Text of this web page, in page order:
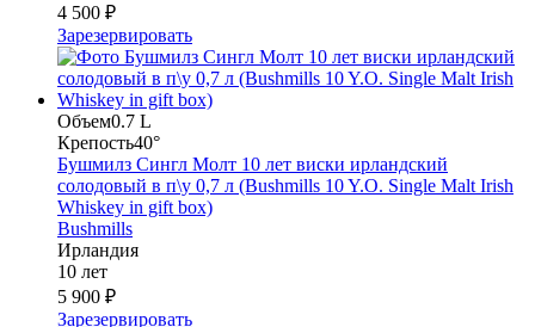
4 500 ₽
Зарезервировать
Объем0.7 L
Крепость40°
Бушмилз Сингл Молт 10 лет виски ирландский
солодовый в п\у 0,7 л (Bushmills 10 Y.O. Single Malt Irish
Whiskey in gift box)
Bushmills
Ирландия
10 лет
5 900 ₽
Зарезервировать